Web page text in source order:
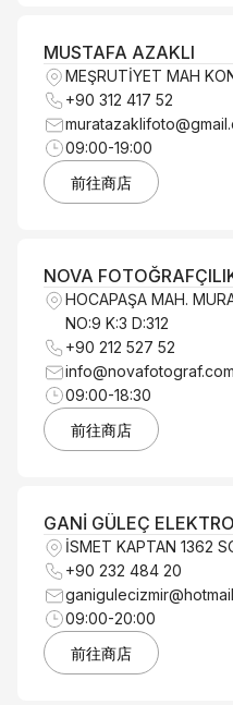
MUSTAFA AZAKLI
MEŞRUTİYET MAH
+90 312 417 52
09:00-19:00
前往商店
NOVA
HOCAPAŞA MAH.
NO:9 K:3 D:312
+90 212 527 52
info@novafotograf.com
09:00-18:30
前往商店
GANİ GÜLEÇ
İSMET KAPTAN 1362
+90 232 484 20
09:00-20:00
前往商店